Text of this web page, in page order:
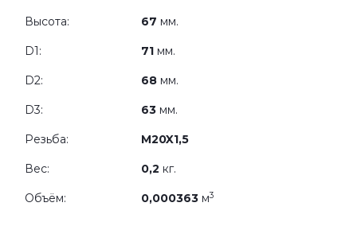
Высота: 67 мм.
D1: 71 мм.
D2: 68 мм.
D3: 63 мм.
Резьба: M20X1,5
Вес: 0,2 кг.
Объём: 0,000363 м3